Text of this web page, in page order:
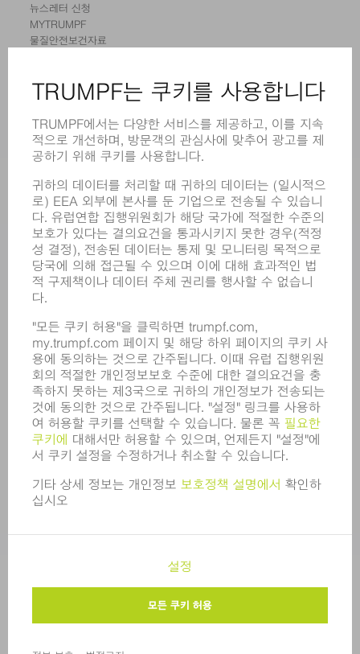
뉴스레터 신청
MYTRUMPF
물질안전보건자료
레이저
전동 툴
SMART FACTORY
소프트웨어
어플리케이션
부문
기업
경력
모집
기업 프로필
이사회
영업 보고서
규정 준수
내부고발자 시스템
보안
보도 자료
매거진
지속가능성
환경 & 기후
사회 & 기업
기업 경영
한국트럼프 판매 표준 이용 약관